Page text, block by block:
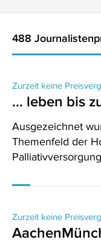
488
Zurzeit keine
... leben bis
Ausgezeichnet
Themenfeld der
Zurzeit keine